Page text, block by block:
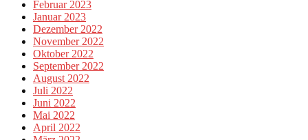
Februar 2023
Januar 2023
Dezember 2022
November 2022
Oktober 2022
September 2022
August 2022
Juli 2022
Juni 2022
Mai 2022
April 2022